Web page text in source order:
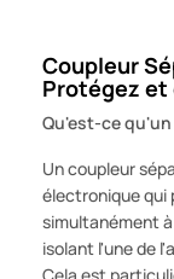
Coupleur
Protégez
Qu'est-ce
Un coupleur
électronique qui
simultanément
isolant l'une de